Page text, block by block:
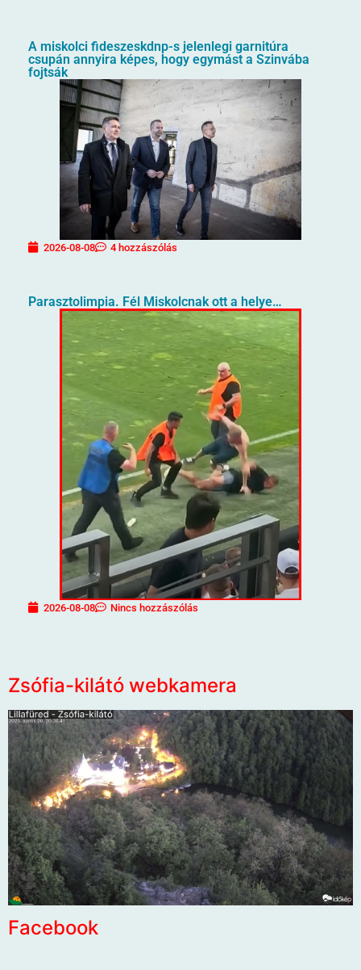
A miskolci fideszeskdnp-s jelenlegi garnitúra
csupán annyira képes, hogy egymást a Szinvába
fojtsák
2026-08-08 4 hozzászólás
Parasztolimpia. Fél Miskolcnak ott a helye…
2026-08-08 Nincs hozzászólás
Zsófia-kilátó webkamera
Facebook